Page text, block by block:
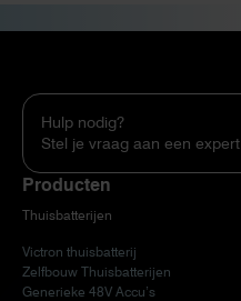
Hulp nodig?
Stel je vraag aan een expert
Producten
Thuisbatterijen
Victron thuisbatterij
Zelfbouw Thuisbatterijen
Generieke 48V Accu’s